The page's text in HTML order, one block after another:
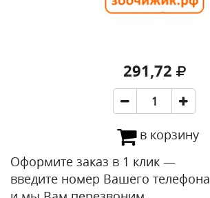
291,72
в корзину
Оформите заказ в 1 клик —
введите номер Вашего телефона